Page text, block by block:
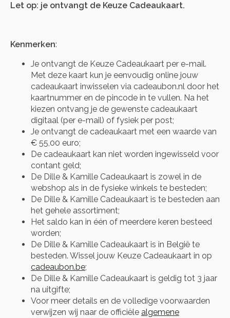
Let op: je ontvangt de Keuze Cadeaukaart.
Kenmerken:
Je ontvangt de Keuze Cadeaukaart per e-mail.
Met deze kaart kun je eenvoudig online jouw
cadeaukaart inwisselen via cadeaubon.nl door het
kaartnummer en de pincode in te vullen. Na het
kiezen ontvang je de gewenste cadeaukaart
digitaal (per e-mail) of fysiek per post;
Je ontvangt de cadeaukaart met een waarde van
€ 55,00 euro;
De cadeaukaart kan niet worden ingewisseld voor
contant geld;
De Dille & Kamille Cadeaukaart is zowel in de
webshop als in de fysieke winkels te besteden;
De Dille & Kamille Cadeaukaart is te besteden aan
het gehele assortiment;
Het saldo kan in één of meerdere keren besteed
worden;
De Dille & Kamille Cadeaukaart is in België te
besteden. Wissel jouw Keuze Cadeaukaart in op
cadeaubon.be;
De Dille & Kamille Cadeaukaart is geldig tot 3 jaar
na uitgifte;
Voor meer details en de volledige voorwaarden
verwijzen wij naar de officiële algemene